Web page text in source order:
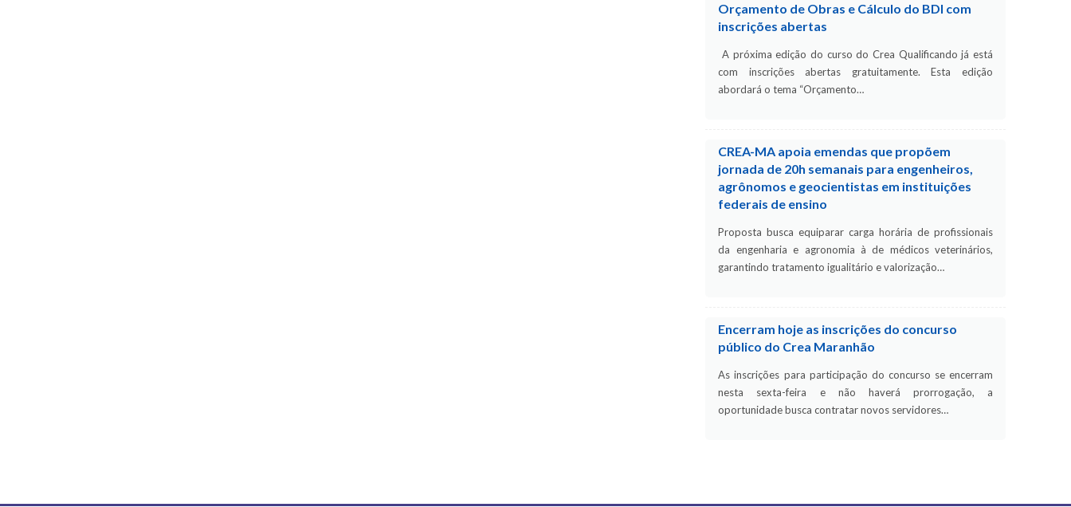
Orçamento de Obras e Cálculo do BDI com
inscrições abertas
A próxima edição do curso do Crea Qualificando já está
com inscrições abertas gratuitamente. Esta edição
abordará o tema “Orçamento…
CREA-MA apoia emendas que propõem
jornada de 20h semanais para engenheiros,
agrônomos e geocientistas em instituições
federais de ensino
Proposta busca equiparar carga horária de profissionais
da engenharia e agronomia à de médicos veterinários,
garantindo tratamento igualitário e valorização…
Encerram hoje as inscrições do concurso
público do Crea Maranhão
As inscrições para participação do concurso se encerram
nesta sexta-feira e não haverá prorrogação, a
oportunidade busca contratar novos servidores…